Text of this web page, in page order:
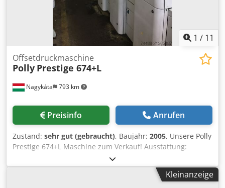
1 / 11
Nagykáta 793 km
Offsetdruckmaschine
Polly Prestige 674+L
Preisinfo Anrufen
Zustand: sehr gut (gebraucht), Baujahr: 2005, Unsere Polly
Prestige 674+L Maschine zum Verkauf! Ausstattung:
Baujahr: 2005 6 Druckwerke und eine Lackiereinheit
Maximales Papierformat: 520 x 740 (B2) Anzahl der Drucke:
55 Millionen Alkoholfeuchtung Technotrans Hochauslage
Kleinanzeige